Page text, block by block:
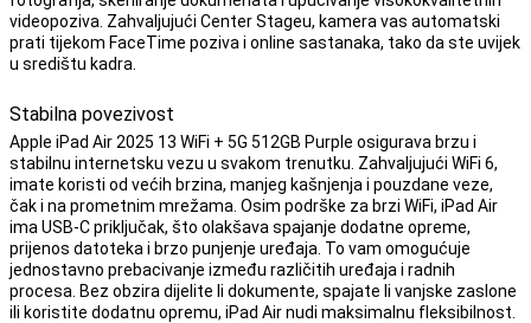
videopoziva. Zahvaljujući Center Stageu, kamera vas automatski
prati tijekom FaceTime poziva i online sastanaka, tako da ste uvijek
u središtu kadra.
Stabilna povezivost
Apple iPad Air 2025 13 WiFi + 5G 512GB Purple osigurava brzu i
stabilnu internetsku vezu u svakom trenutku. Zahvaljujući WiFi 6,
imate koristi od većih brzina, manjeg kašnjenja i pouzdane veze,
čak i na prometnim mrežama. Osim podrške za brzi WiFi, iPad Air
ima USB-C priključak, što olakšava spajanje dodatne opreme,
prijenos datoteka i brzo punjenje uređaja. To vam omogućuje
jednostavno prebacivanje između različitih uređaja i radnih
procesa. Bez obzira dijelite li dokumente, spajate li vanjske zaslone
ili koristite dodatnu opremu, iPad Air nudi maksimalnu fleksibilnost.